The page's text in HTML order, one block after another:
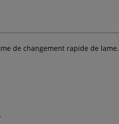
de changement rapide de lame.